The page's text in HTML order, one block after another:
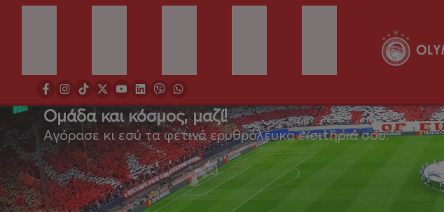
Ομάδα και κόσμος, μαζί!
Αγόρασε κι εσύ τα φετινά ερυθρόλευκα εισιτήριά σου.